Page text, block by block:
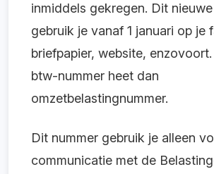
inmiddels gekregen. Dit
gebruik je vanaf 1 januari op je
briefpapier, website,
btw-nummer heet dan
omzetbelastingnummer.
Dit nummer gebruik je alleen
communicatie met de